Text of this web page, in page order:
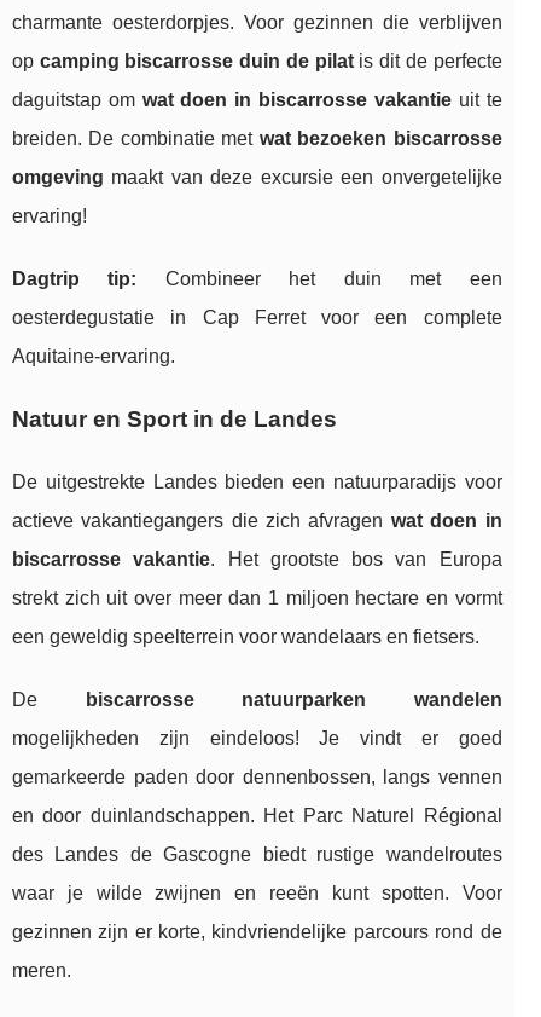
charmante oesterdorpjes. Voor gezinnen die verblijven
op camping biscarrosse duin de pilatis dit de perfecte
daguitstap om wat doen in biscarrosse vakantieuit te
breiden. De combinatie met wat bezoeken biscarrosse
omgeving maakt van deze excursie een onvergetelijke
ervaring!
Dagtrip tip: Combineer het duin met een
oesterdegustatie in Cap Ferret voor een complete
Aquitaine-ervaring.
Natuur en Sport in de Landes
De uitgestrekte Landes bieden een natuurparadijs voor
actieve vakantiegangers die zich afvragen wat doen in
biscarrosse vakantie. Het grootste bos van Europa
strekt zich uit over meer dan 1 miljoen hectare en vormt
een geweldig speelterrein voor wandelaars en fietsers.
De
biscarrosse natuurparken wandelen
mogelijkheden zijn eindeloos! Je vindt er goed
gemarkeerde paden door dennenbossen, langs vennen
en door duinlandschappen. Het Parc Naturel Régional
des Landes de Gascogne biedt rustige wandelroutes
waar je wilde zwijnen en reeën kunt spotten. Voor
gezinnen zijn er korte, kindvriendelijke parcours rond de
meren.